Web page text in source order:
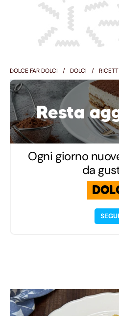
DOLCE FAR DOLCI DOLCI
Resta
Ogni giorno
da
SEGUI